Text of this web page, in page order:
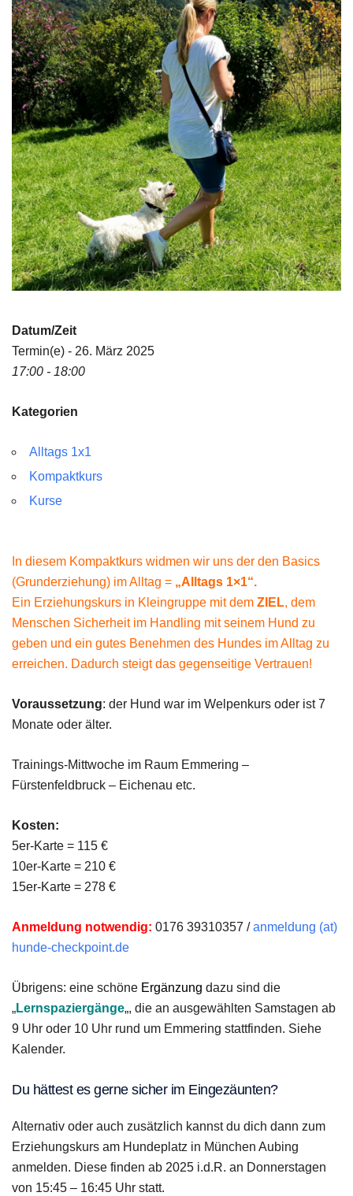
Datum/Zeit
Termin(e) - 26. März 2025
17:00 - 18:00
Kategorien
Alltags 1x1
Kompaktkurs
Kurse
In diesem Kompaktkurs widmen wir uns der den Basics
(Grunderziehung) im Alltag = „Alltags 1×1“.
Ein Erziehungskurs in Kleingruppe mit dem ZIEL, dem
Menschen Sicherheit im Handling mit seinem Hund zu
geben und ein gutes Benehmen des Hundes im Alltag zu
erreichen. Dadurch steigt das gegenseitige Vertrauen!
Voraussetzung: der Hund war im Welpenkurs oder ist 7
Monate oder älter.
Trainings-Mittwoche im Raum Emmering –
Fürstenfeldbruck – Eichenau etc.
Kosten:
5er-Karte = 115 €
10er-Karte = 210 €
15er-Karte = 278 €
Anmeldung notwendig: 0176 39310357 /anmeldung (at)
hunde-checkpoint.de
Übrigens: eine schöne Ergänzung dazu sind die
„Lernspaziergänge„, die an ausgewählten Samstagen ab
9 Uhr oder 10 Uhr rund um Emmering stattfinden. Siehe
Kalender.
Du hättest es gerne sicher im Eingezäunten?
Alternativ oder auch zusätzlich kannst du dich dann zum
Erziehungskurs am Hundeplatz in München Aubing
anmelden. Diese finden ab 2025 i.d.R. an Donnerstagen
von 15:45 – 16:45 Uhr statt.